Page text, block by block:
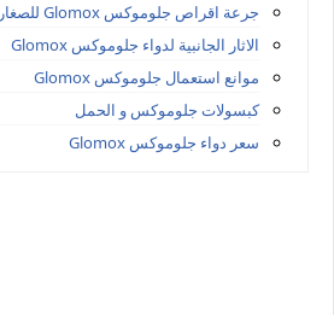
جرعة اقراص جلوموكس Glomox للصغار
الاثار الجانبية لدواء جلوموكس Glomox
موانع استعمال جلوموكس Glomox
كبسولات جلوموكس و الحمل
سعر دواء جلوموكس Glomox